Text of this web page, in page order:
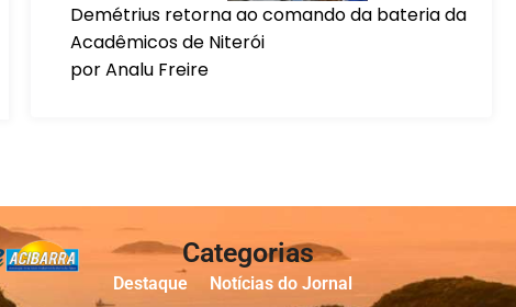
Demétrius retorna ao comando da bateria da
Acadêmicos de Niterói
por Analu Freire
Categorias
Destaque Notícias do Jornal